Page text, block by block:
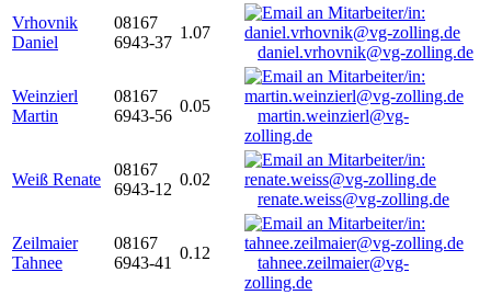
Vrhovnik
Daniel
08167
6943-37
1.07
daniel.vrhovnik@vg-zolling.de
Weinzierl
Martin
08167
6943-56
0.05
martin.weinzierl@vg-
zolling.de
Weiß Renate
08167
6943-12
0.02
renate.weiss@vg-zolling.de
Zeilmaier
Tahnee
08167
6943-41
0.12
tahnee.zeilmaier@vg-
zolling.de